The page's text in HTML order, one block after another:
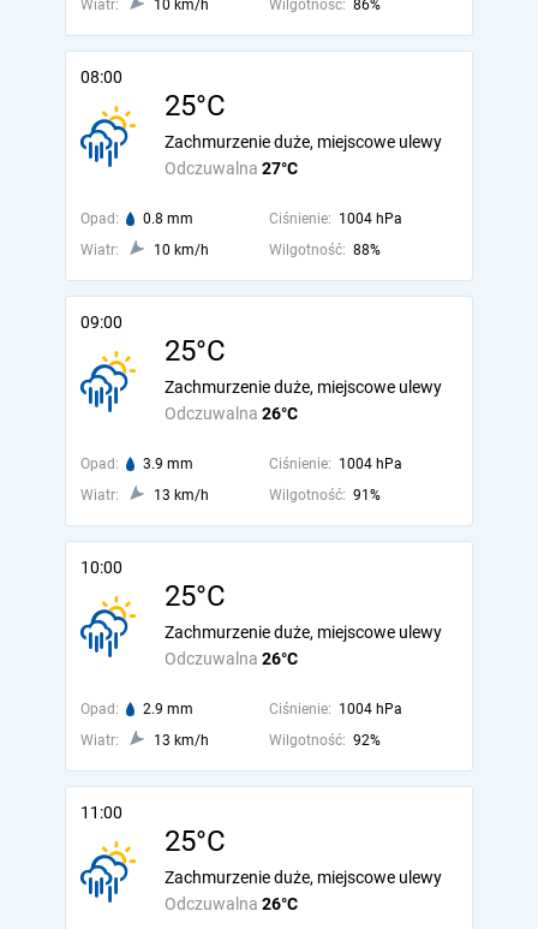
Wiatr: 10 km/h Wilgotność: 86%
08:00
25°C
Odczuwalna 27°C
Zachmurzenie duże, miejscowe ulewy
Opad: 0.8 mm Ciśnienie: 1004 hPa
Wiatr:
10 km/h Wilgotność: 88%
09:00
25°C
Odczuwalna 26°C
Zachmurzenie duże, miejscowe ulewy
Opad: 3.9 mm Ciśnienie: 1004 hPa
Wiatr:
13 km/h Wilgotność: 91%
10:00
25°C
Odczuwalna 26°C
Zachmurzenie duże, miejscowe ulewy
Opad: 2.9 mm Ciśnienie: 1004 hPa
Wiatr:
13 km/h Wilgotność: 92%
11:00
25°C
Odczuwalna 26°C
Zachmurzenie duże, miejscowe ulewy